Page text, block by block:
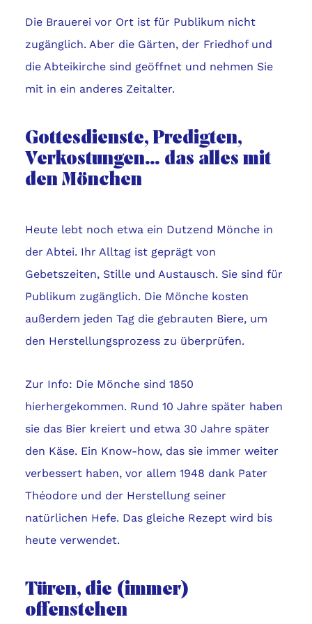
Die Brauerei vor Ort ist für Publikum nicht
zugänglich. Aber die Gärten, der Friedhof und
die Abteikirche sind geöffnet und nehmen Sie
mit in ein anderes Zeitalter.
Gottesdienste, Predigten,
Verkostungen… das alles mit
den Mönchen
Heute lebt noch etwa ein Dutzend Mönche in
der Abtei. Ihr Alltag ist geprägt von
Gebetszeiten, Stille und Austausch. Sie sind für
Publikum zugänglich. Die Mönche kosten
außerdem jeden Tag die gebrauten Biere, um
den Herstellungsprozess zu überprüfen.
Zur Info: Die Mönche sind 1850
hierhergekommen. Rund 10 Jahre später haben
sie das Bier kreiert und etwa 30 Jahre später
den Käse. Ein Know-how, das sie immer weiter
verbessert haben, vor allem 1948 dank Pater
Théodore und der Herstellung seiner
natürlichen Hefe. Das gleiche Rezept wird bis
heute verwendet.
Türen, die (immer)
offenstehen